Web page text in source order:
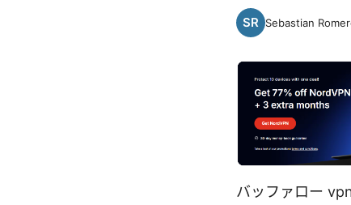
Sebastian
バッファロー